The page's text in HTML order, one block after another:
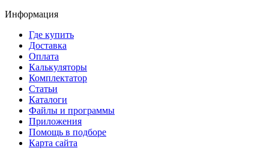
Информация
Где купить
Доставка
Оплата
Калькуляторы
Комплектатор
Статьи
Каталоги
Файлы и программы
Приложения
Помощь в подборе
Карта сайта